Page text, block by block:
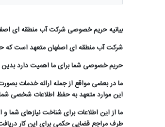
بیانیه حریم خصوصی شرکت آب منطقه ای
شرکت آب منطقه ای اصفهان متعهد است که
حریم خصوصی شما برای مااهمیت دارد بدین
ما در بعضی مواقع از جمله ارائه خدمات
این موارد متعهد به حفظ اطلاعات شخصی
ما از این اطلاعات برای شناخت نیازهای شما
طرف مراجع قضایی حکمی برای این کار